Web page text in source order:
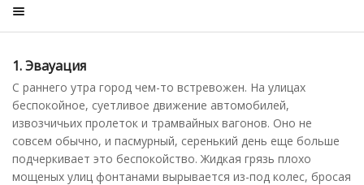
1. Эвауация
С раннего утра город чем-то встревожен. На улицах
беспокойное, суетливое движение автомобилей,
извозчичьих пролеток и трамвайных вагонов. Оно не
совсем обычно, и пасмурный, серенький день еще больше
подчеркивает это беспокойство. Жидкая грязь плохо
мощеных улиц фонтанами вырывается из-под колес, бросая